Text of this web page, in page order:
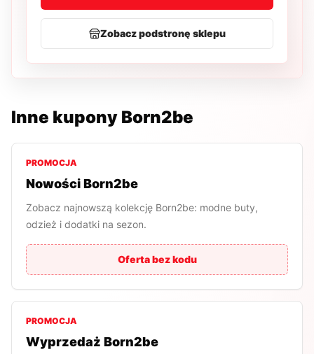
Zobacz podstronę sklepu
Inne kupony Born2be
PROMOCJA
Nowości Born2be
Zobacz najnowszą kolekcję Born2be: modne buty,
odzież i dodatki na sezon.
Oferta bez kodu
PROMOCJA
Wyprzedaż Born2be